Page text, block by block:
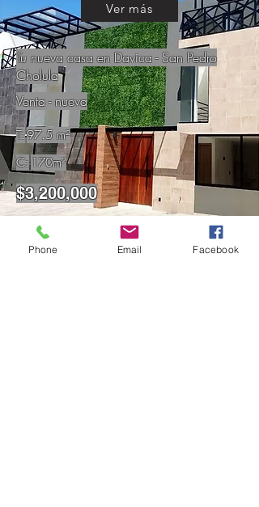
Ver más
Tu nueva casa en Davica - San Pedro
Cholula
Venta - nueva
T:97.5 m²
C: 170m²
$3,200,000
Ver más
Phone Email Facebook